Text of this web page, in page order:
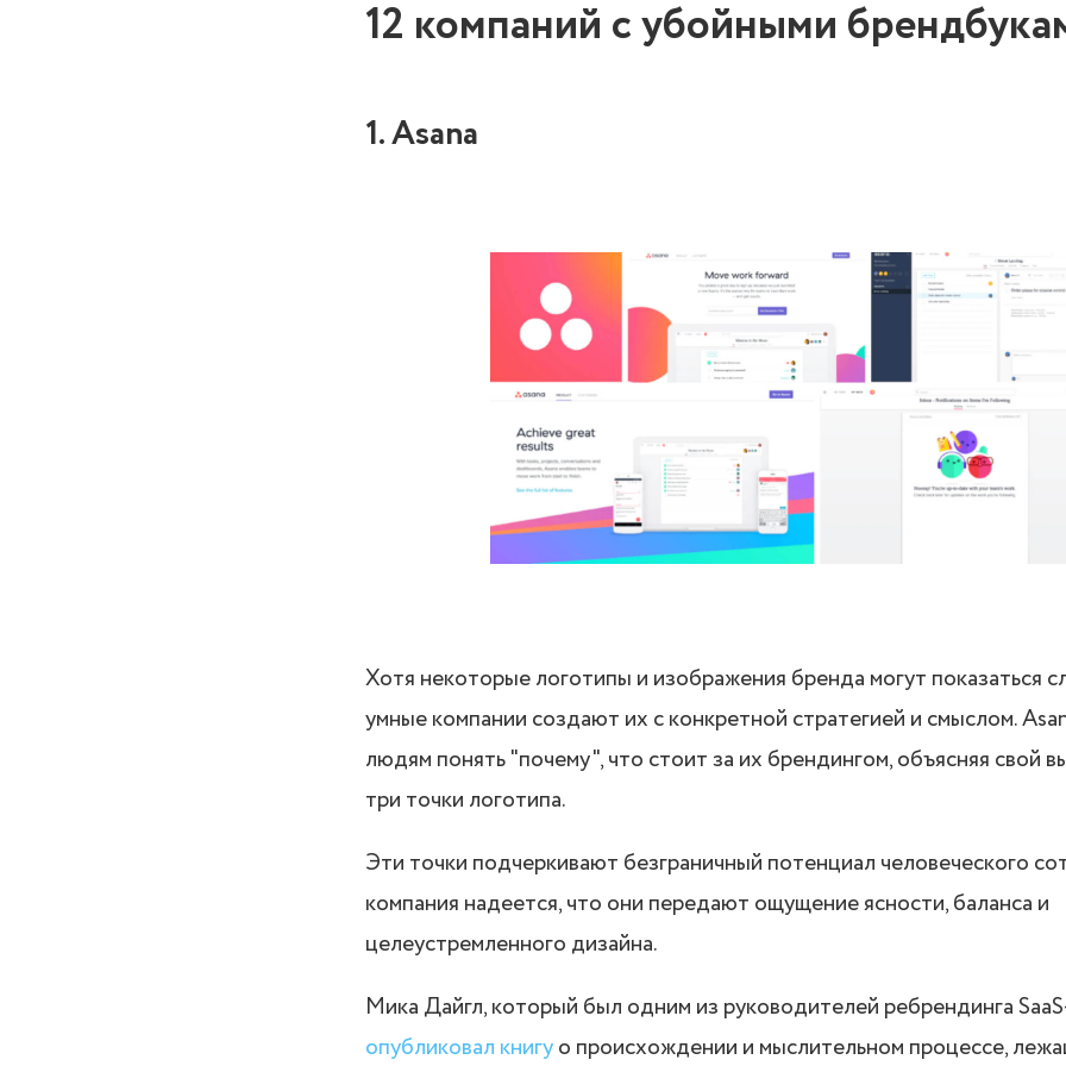
12 компаний с убойными
1. Asana
Хотя некоторые логотипы и изображения бренда могут показаться
умные компании создают их с конкретной стратегией и смыслом.
людям понять "почему", что стоит за их брендингом, объясняя свой
три точки логотипа.
Эти точки подчеркивают безграничный потенциал человеческого
компания надеется, что они передают ощущение ясности, баланса и
целеустремленного дизайна.
Мика Дайгл, который был одним из руководителей ребрендинга
опубликовал книгуо происхождении и мыслительном процессе,